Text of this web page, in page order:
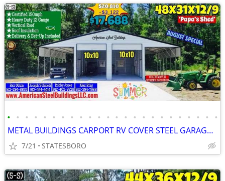
• • • • • • • • • • • • • • • • • • • • • • • •
METAL BUILDINGS CARPORT RV COVER STEEL GARAGE UTILITY SHED POLE BARN
7/21 STATESBORO